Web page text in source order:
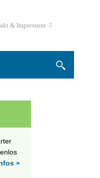
& Impressum
»